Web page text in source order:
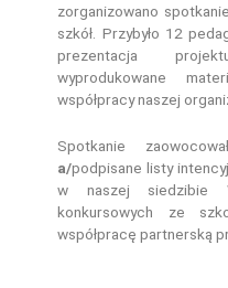
zorganizowano
szkół. Przybyło 12
prezentacja
wyprodukowane
współpracy naszej
Spotkanie
a/podpisane listy
w naszej siedzibie
konkursowych ze
współpracę partnerską